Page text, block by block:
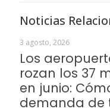
Noticias
3 agosto, 2026
Los
rozan los 37
en junio:
demanda de